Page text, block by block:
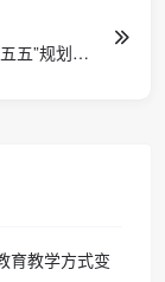
五”规划建
育教学方式变